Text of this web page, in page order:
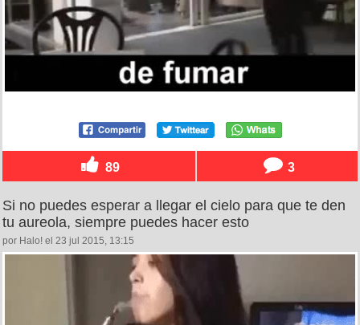
89 3
Si no puedes esperar a llegar el cielo para que te den
tu aureola, siempre puedes hacer esto
por Halo! el 23 jul 2015, 13:15